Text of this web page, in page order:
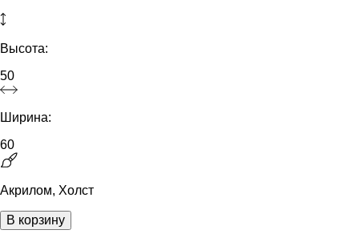
Высота:
50
Ширина:
60
Акрилом, Холст
В корзину